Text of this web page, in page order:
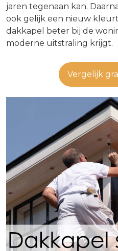
jaren tegenaan kan.
ook gelijk een nieuw
dakkapel beter bij de
moderne uitstraling krijgt.
Vergelijk